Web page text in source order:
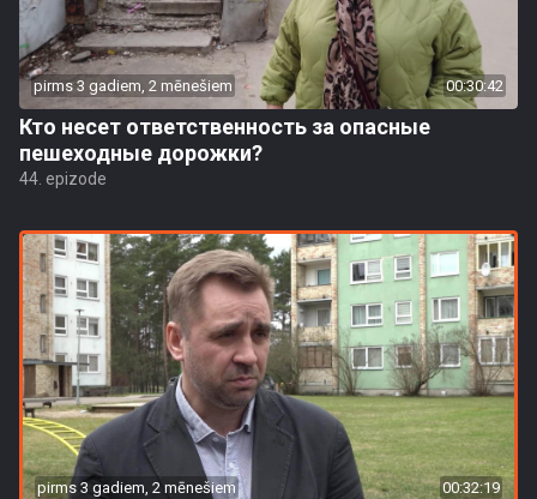
pirms 3 gadiem, 2 mēnešiem 00:30:42
Кто несет ответственность за опасные
пешеходные дорожки?
44. epizode
pirms 3 gadiem, 2 mēnešiem 00:32:19